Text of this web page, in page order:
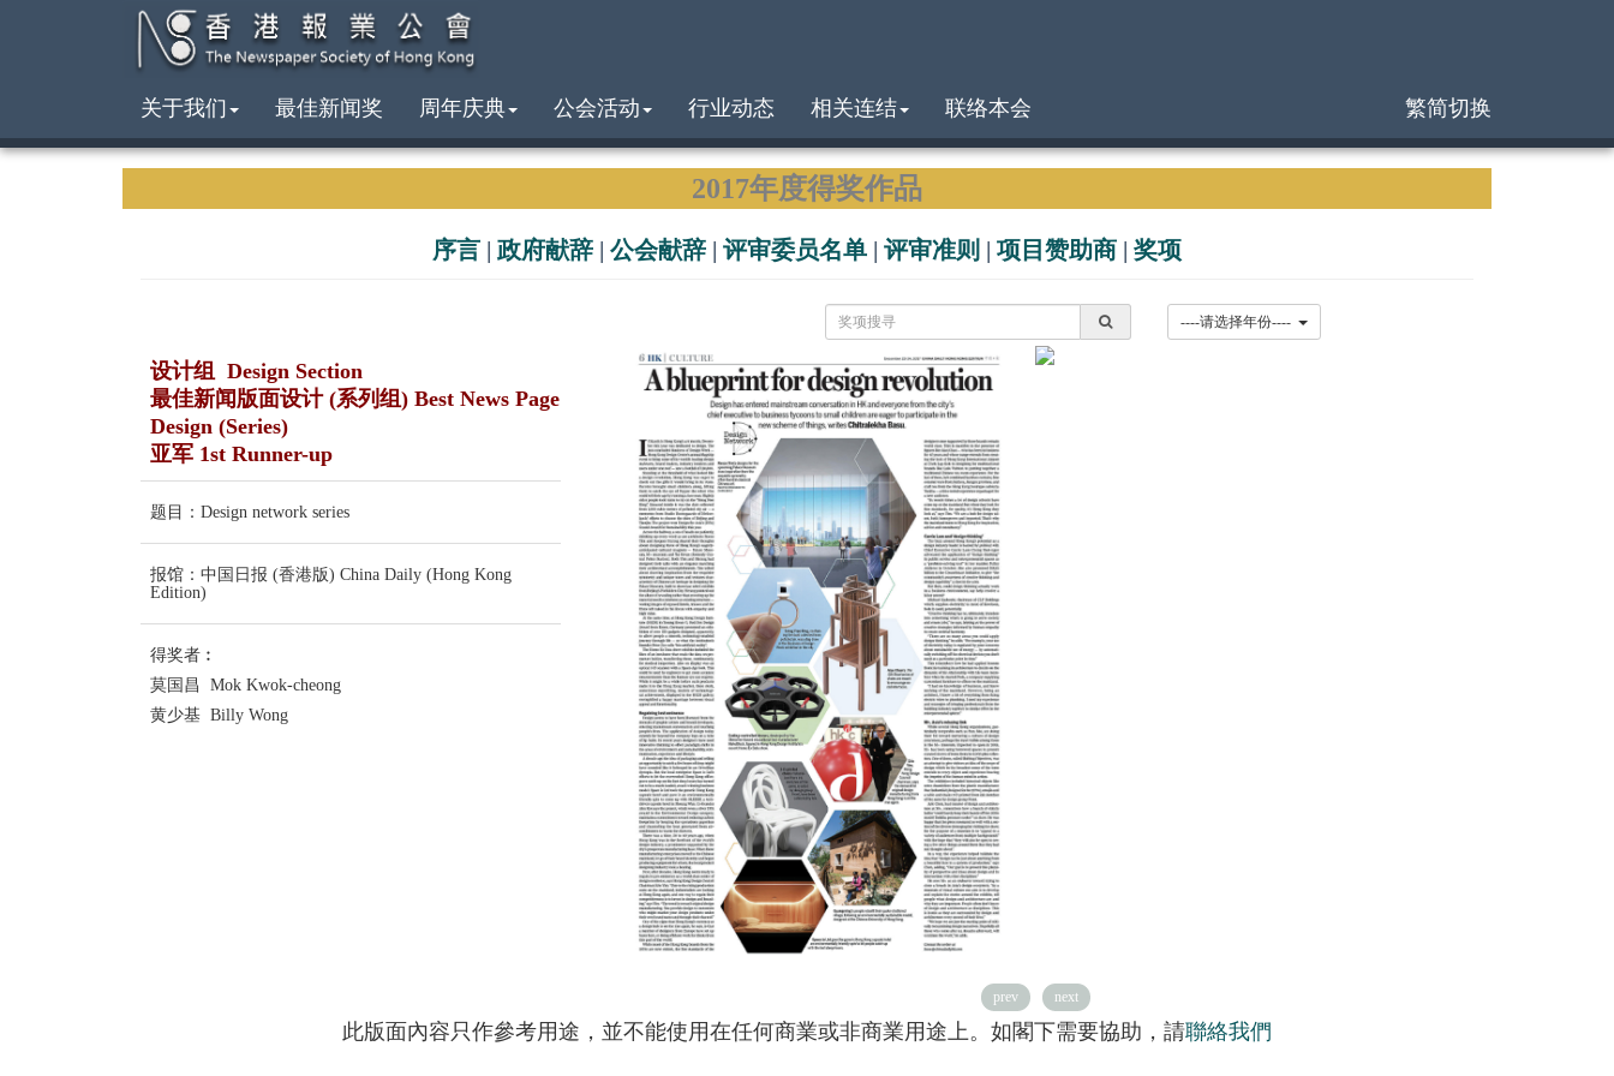
关于我们 最佳新闻奖 周年庆典 公会活动 行业动态 相关连结 联络本会 繁简切换
2017年度得奖作品
序言 | 政府献辞 | 公会献辞 | 评审委员名单 | 评审准则 | 项目赞助商 | 奖项
设计组 Design Section
最佳新闻版面设计 (系列组) Best News Page
Design (Series)
亚军 1st Runner-up
题目：Design network series
报馆：中国日报 (香港版) China Daily (Hong Kong
Edition)
得奖者︰
莫国昌 Mok Kwok-cheong
黄少基 Billy Wong
prev next
此版面內容只作參考用途，並不能使用在任何商業或非商業用途上。如閣下需要協助，請聯絡我們